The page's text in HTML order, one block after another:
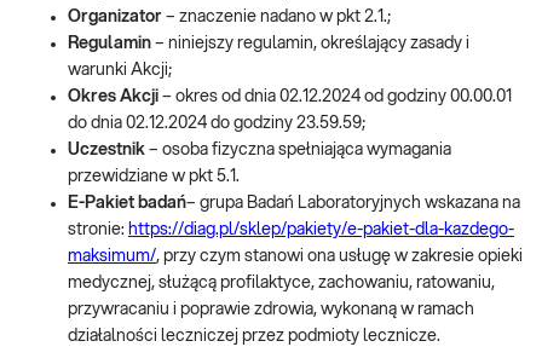
Organizator – znaczenie nadano w pkt 2.1.;
Regulamin – niniejszy regulamin, określający zasady i
warunki Akcji;
Okres Akcji – okres od dnia 02.12.2024 od godziny 00.00.01
do dnia 02.12.2024 do godziny 23.59.59;
Uczestnik – osoba fizyczna spełniająca wymagania
przewidziane w pkt 5.1.
E-Pakiet badań– grupa Badań Laboratoryjnych wskazana na
stronie: https://diag.pl/sklep/pakiety/e-pakiet-dla-kazdego-
maksimum/, przy czym stanowi ona usługę w zakresie opieki
medycznej, służącą profilaktyce, zachowaniu, ratowaniu,
przywracaniu i poprawie zdrowia, wykonaną w ramach
działalności leczniczej przez podmioty lecznicze.